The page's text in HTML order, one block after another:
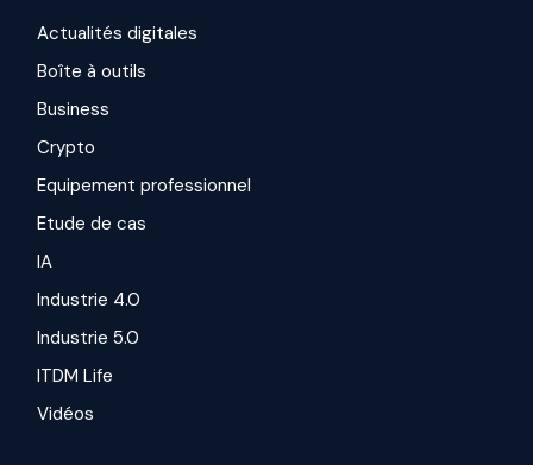
Actualités digitales
Boîte à outils
Business
Crypto
Equipement professionnel
Etude de cas
IA
Industrie 4.0
Industrie 5.0
ITDM Life
Vidéos